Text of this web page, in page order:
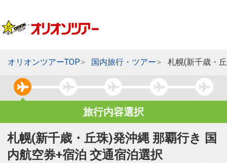
オリオンツアーTOP 国内旅行・ツアー 札幌(新千歳・
旅行内容選択
札幌(新千歳・丘珠)発沖縄 那覇行き 国
内航空券+宿泊 交通宿泊選択